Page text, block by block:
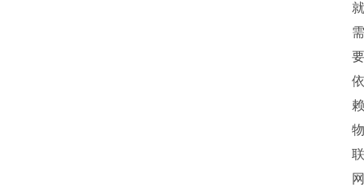
就
需
要
依
赖
物
联
网